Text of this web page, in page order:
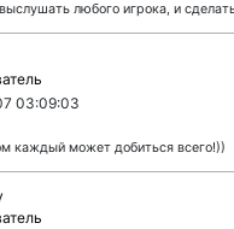
любого игрока, и
03:09:03
каждый может добиться всего!))